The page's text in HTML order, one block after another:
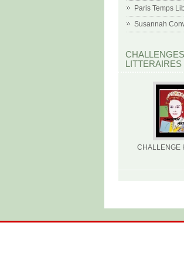
Paris Temps
Susannah
CHALLENGES
LITTERAIRES
CHALLENGE